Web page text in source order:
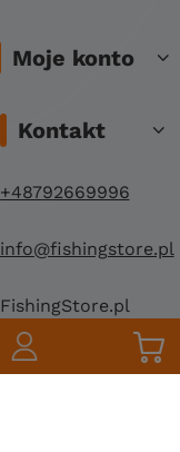
Moje konto
Kontakt
+48792669996
info@fishingstore.pl
FishingStore.pl
Kuznocin 1